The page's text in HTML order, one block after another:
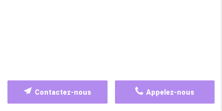
Appelez-nous
Contactez-nous